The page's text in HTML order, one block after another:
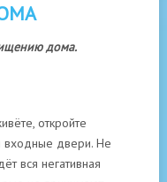
дома.
откройте
входные двери. Не
вся негативная